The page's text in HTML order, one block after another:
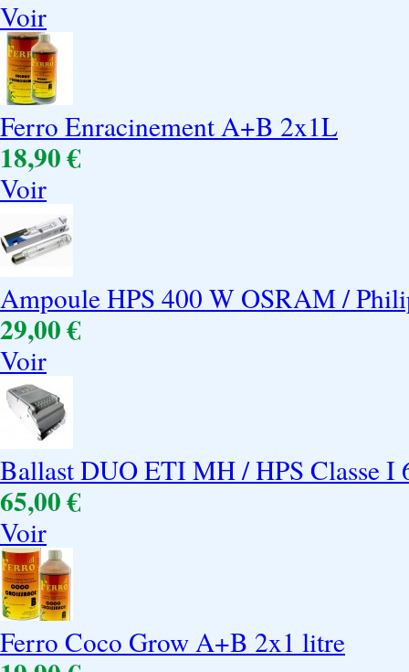
Voir
Ferro Enracinement A+B 2x1L
18,90 €
Voir
Ampoule HPS 400 W OSRAM /
29,00 €
Voir
Ballast DUO ETI MH / HPS Classe I
65,00 €
Voir
Ferro Coco Grow A+B 2x1 litre